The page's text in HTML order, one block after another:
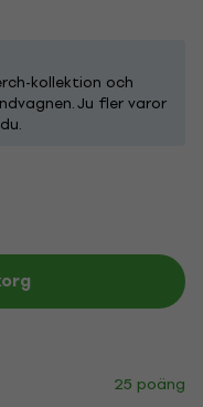
kollektion och
Ju fler varor
25 poäng